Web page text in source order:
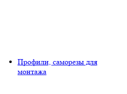
Профили, саморезы для
монтажа